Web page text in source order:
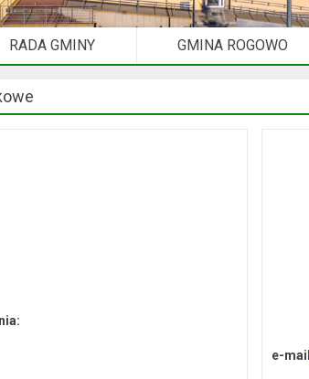
RADA GMINY GMINA ROGOWO
e-mail